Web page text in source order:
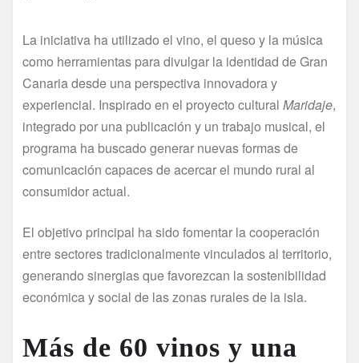
La iniciativa ha utilizado el vino, el queso y la música
como herramientas para divulgar la identidad de Gran
Canaria desde una perspectiva innovadora y
experiencial. Inspirado en el proyecto cultural Maridaje,
integrado por una publicación y un trabajo musical, el
programa ha buscado generar nuevas formas de
comunicación capaces de acercar el mundo rural al
consumidor actual.
El objetivo principal ha sido fomentar la cooperación
entre sectores tradicionalmente vinculados al territorio,
generando sinergias que favorezcan la sostenibilidad
económica y social de las zonas rurales de la isla.
Más de 60 vinos y una